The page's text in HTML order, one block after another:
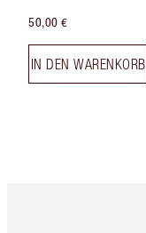
50,00 €
IN DEN WARENKORB